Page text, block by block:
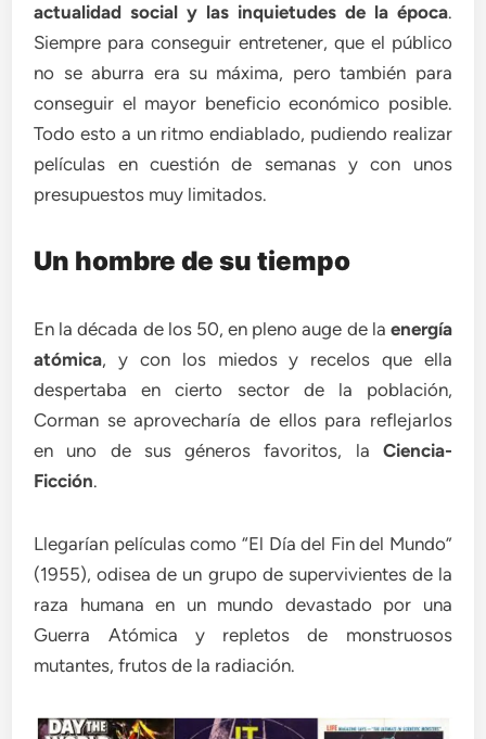
actualidad social y las inquietudes de la época.
Siempre para conseguir entretener, que el público
no se aburra era su máxima, pero también para
conseguir el mayor beneficio económico posible.
Todo esto a un ritmo endiablado, pudiendo realizar
películas en cuestión de semanas y con unos
presupuestos muy limitados.
Un hombre de su tiempo
En la década de los 50, en pleno auge de la energía
atómica, y con los miedos y recelos que ella
despertaba en cierto sector de la población,
Corman se aprovecharía de ellos para reflejarlos
en uno de sus géneros favoritos, la Ciencia-
Ficción.
Llegarían películas como “El Día del Fin del Mundo”
(1955), odisea de un grupo de supervivientes de la
raza humana en un mundo devastado por una
Guerra Atómica y repletos de monstruosos
mutantes, frutos de la radiación.